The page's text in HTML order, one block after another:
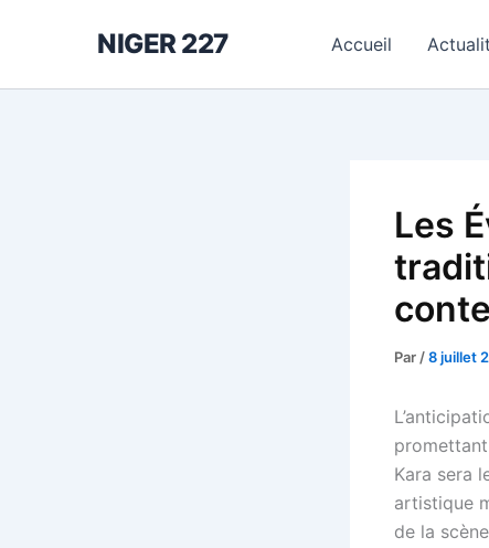
NIGER 227 Accueil
Les
Par /8 juillet
Kara sera
artistique
de la